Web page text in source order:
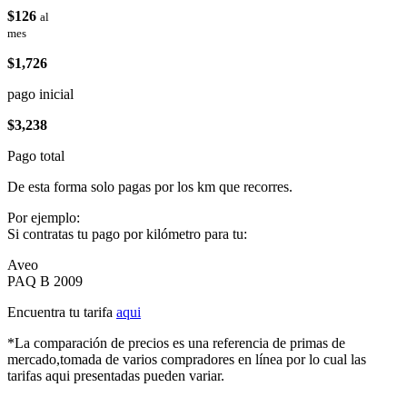
$126 al
mes
$1,726
pago inicial
$3,238
Pago total
De esta forma solo pagas por los km que recorres.
Por ejemplo:
Si contratas tu pago por kilómetro para tu:
Aveo
PAQ B 2009
Encuentra tu tarifa aqui
*La comparación de precios es una referencia de primas de
mercado,tomada de varios compradores en línea por lo cual las
tarifas aqui presentadas pueden variar.